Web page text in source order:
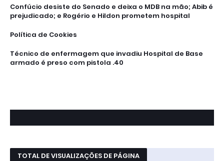
Confúcio desiste do Senado e deixa o MDB na mão; Abib é
prejudicado; e Rogério e Hildon prometem hospital
Política de Cookies
Técnico de enfermagem que invadiu Hospital de Base
armado é preso com pistola .40
TOTAL DE VISUALIZAÇÕES DE PÁGINA